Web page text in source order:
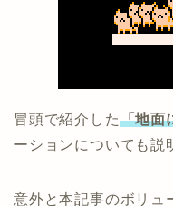
冒頭で紹介した「地面
ーションについても
意外と本記事のボリュ